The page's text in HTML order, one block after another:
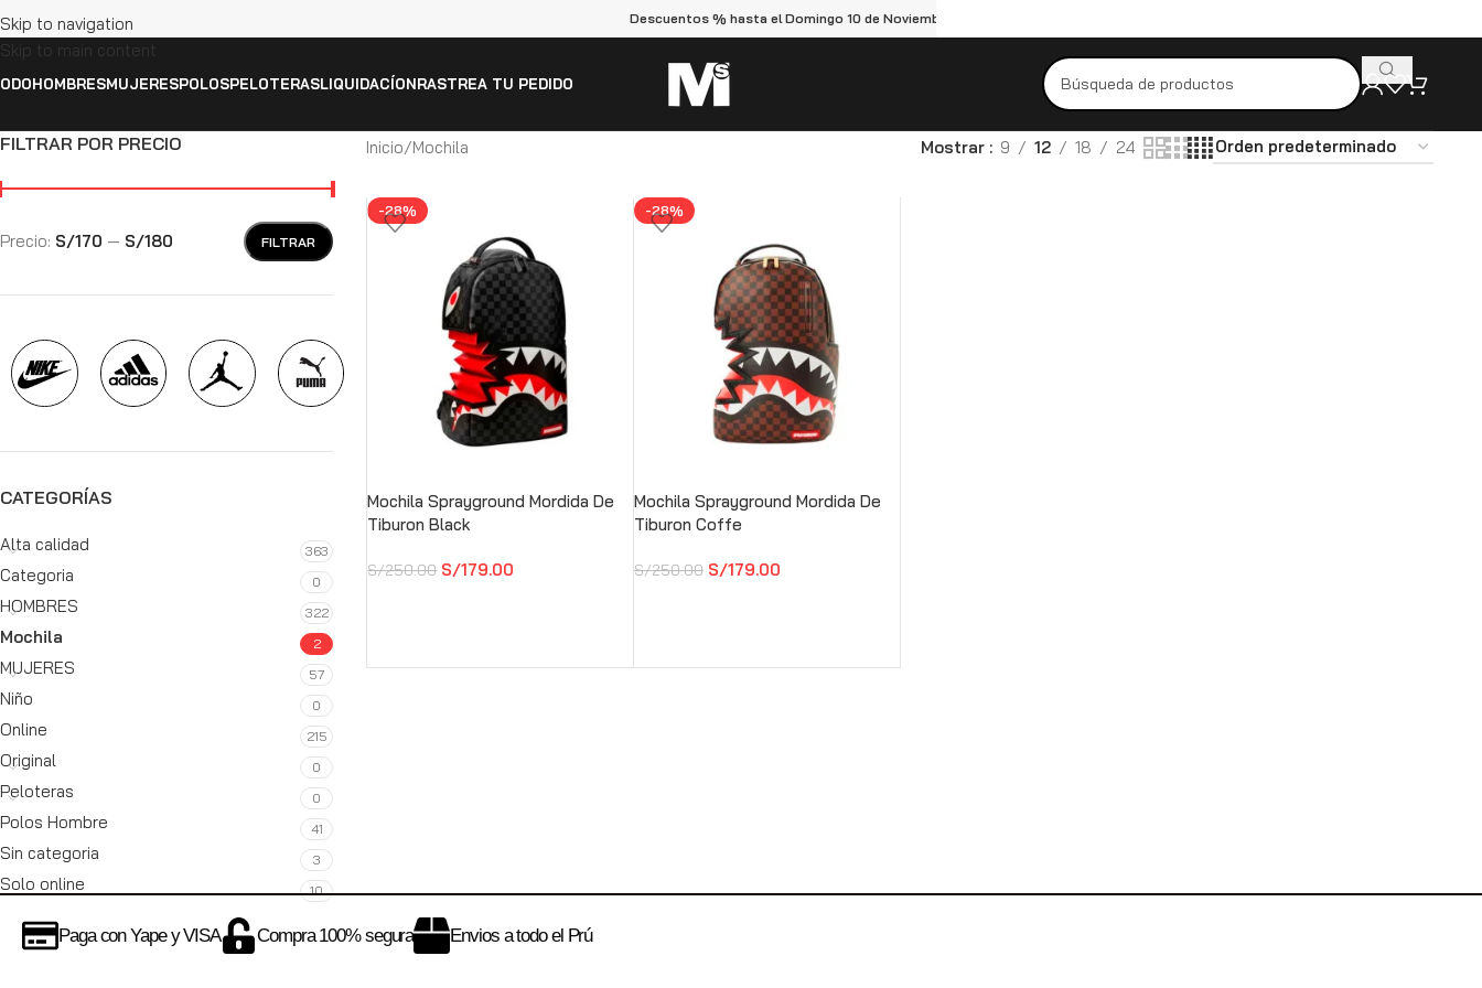
Skip to navigation
Skip to main content
Descuentos % hasta el Domingo 10 de Noviembre
HOMBRESMUJERESPOLOSPELOTERASLIQUIDACÍONRASTREA TU PEDIDO
FILTRAR POR PRECIO
FILTRAR
Precio: S/170 — S/180
CATEGORÍAS
Alta calidad 363
Categoria 0
HOMBRES 322
Mochila 2
MUJERES 57
Niño 0
Online 215
Original 0
Peloteras 0
Polos Hombre 41
Sin categoria 3
Solo online 10
Inicio Mochila Mostrar 9 12 18 24
-28%
Mochila Sprayground Mordida De
Tiburon Black
S/250.00 S/179.00
-28%
Mochila Sprayground Mordida De
Tiburon Coffe
S/250.00 S/179.00
Paga con Yape y VISA Compra 100% segura Envios a todo el Prú